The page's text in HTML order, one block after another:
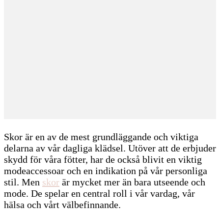
Skor är en av de mest grundläggande och viktiga
delarna av vår dagliga klädsel. Utöver att de erbjuder
skydd för våra fötter, har de också blivit en viktig
modeaccessoar och en indikation på vår personliga
stil. Men skor är mycket mer än bara utseende och
mode. De spelar en central roll i vår vardag, vår
hälsa och vårt välbefinnande.